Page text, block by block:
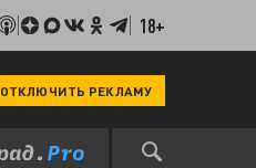
18+
ОТКЛЮЧИТЬ РЕКЛАМУ